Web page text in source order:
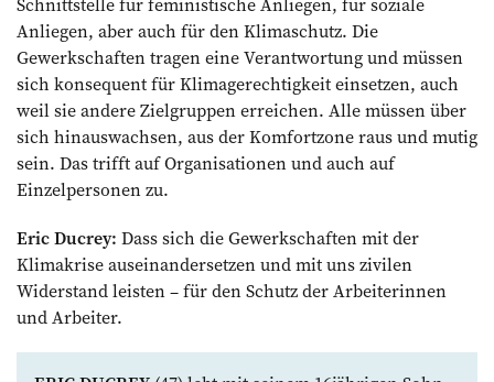
Anliegen, aber auch für den Klimaschutz. Die
Gewerkschaften tragen eine Verantwortung und müssen
sich konsequent für Klimagerechtigkeit einsetzen, auch
weil sie andere Zielgruppen erreichen. Alle müssen über
sich hin­auswachsen, aus der Komfortzone raus und mutig
sein. Das trifft auf Organisationen und auch auf
Einzelpersonen zu.
Eric Ducrey: Dass sich die Gewerkschaften mit der
Klimakrise auseinandersetzen und mit uns zivilen
Widerstand leisten – für den Schutz der Arbeiterinnen
und Arbeiter.